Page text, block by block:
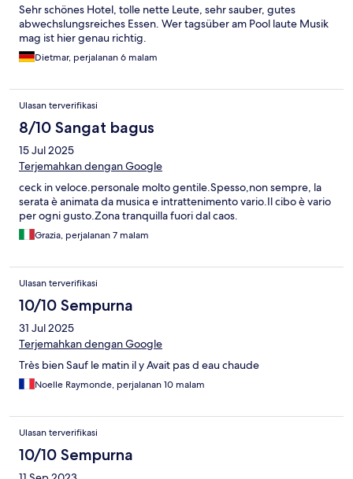
Sehr schönes Hotel, tolle nette Leute, sehr sauber, gutes
abwechslungsreiches Essen. Wer tagsüber am Pool laute Musik
mag ist hier genau richtig.
Dietmar, perjalanan 6 malam
Ulasan terverifikasi
8/10 Sangat bagus
15 Jul 2025
Terjemahkan dengan Google
ceck in veloce.personale molto gentile.Spesso,non sempre, la
serata è animata da musica e intrattenimento vario.Il cibo è vario
per ogni gusto.Zona tranquilla fuori dal caos.
Grazia, perjalanan 7 malam
Ulasan terverifikasi
10/10 Sempurna
31 Jul 2025
Terjemahkan dengan Google
Très bien Sauf le matin il y Avait pas d eau chaude
Noelle Raymonde, perjalanan 10 malam
Ulasan terverifikasi
10/10 Sempurna